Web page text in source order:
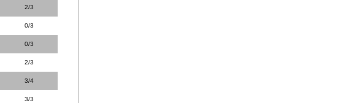
2/3
0/3
0/3
2/3
3/4
3/3